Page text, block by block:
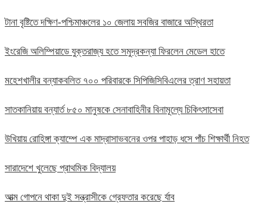
টানা বৃষ্টিতে দক্ষিণ-পশ্চিমাঞ্চলের ১০ জেলায় সবজির বাজারে অস্থিরতা
ইংরেজি অলিম্পিয়াডে যুক্তরাজ্য হতে সমুদ্রকন্যা ফিরলেন মেডেল হাতে
মহেশখালীর বন্যাকবলিত ৭০০ পরিবারকে সিপিজিসিবিএলের ত্রাণ সহায়তা
সাতকানিয়ায় বন্যার্ত ৮৫০ মানুষকে সেনাবাহিনীর বিনামূল্যে চিকিৎসাসেবা
উখিয়ায় রোহিঙ্গা ক্যাম্পে এক মাদ্রাসাভবনের ওপর পাহাড় ধসে পাঁচ শিক্ষার্থী নিহত
সারাদেশে খুলেছে প্রাথমিক বিদ্যালয়
আত্ম গোপনে থাকা দুই সন্ত্রাসীকে গ্রেফতার করেছে র্যাব